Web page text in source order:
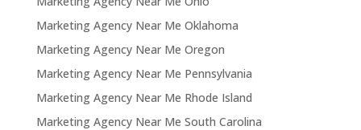
Marketing Agency Near Me Oklahoma
Marketing Agency Near Me Oregon
Marketing Agency Near Me Pennsylvania
Marketing Agency Near Me Rhode Island
Marketing Agency Near Me South Carolina